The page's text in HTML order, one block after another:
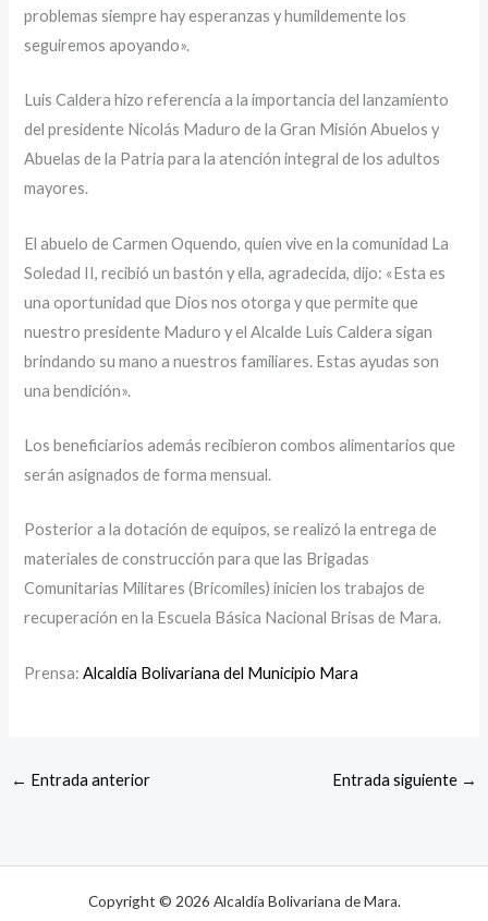
problemas siempre hay esperanzas y humildemente los
seguiremos apoyando».
Luis Caldera hizo referencia a la importancia del lanzamiento
del presidente Nicolás Maduro de la Gran Misión Abuelos y
Abuelas de la Patria para la atención integral de los adultos
mayores.
El abuelo de Carmen Oquendo, quien vive en la comunidad La
Soledad II, recibió un bastón y ella, agradecida, dijo: «Esta es
una oportunidad que Dios nos otorga y que permite que
nuestro presidente Maduro y el Alcalde Luis Caldera sigan
brindando su mano a nuestros familiares. Estas ayudas son
una bendición».
Los beneficiarios además recibieron combos alimentarios que
serán asignados de forma mensual.
Posterior a la dotación de equipos, se realizó la entrega de
materiales de construcción para que las Brigadas
Comunitarias Militares (Bricomiles) inicien los trabajos de
recuperación en la Escuela Básica Nacional Brisas de Mara.
Prensa:Alcaldia Bolivariana del Municipio Mara
← Entrada anterior Entrada siguiente →
Copyright © 2026 Alcaldía Bolivariana de Mara.